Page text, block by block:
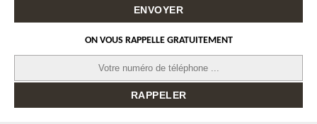
ON VOUS RAPPELLE GRATUITEMENT